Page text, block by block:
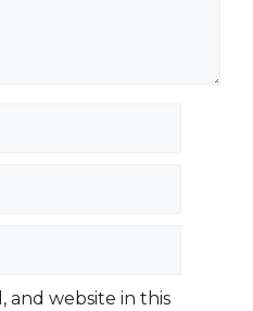
and website in this